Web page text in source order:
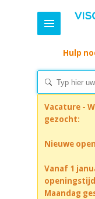
Hulp
Vacature -
gezocht:
Nieuwe
Vanaf 1
Maandag